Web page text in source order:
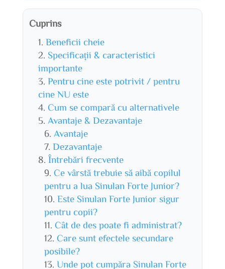
Cuprins
Beneficii cheie
Specificații & caracteristici
importante
Pentru cine este potrivit / pentru
cine NU este
Cum se compară cu alternativele
Avantaje & Dezavantaje
Avantaje
Dezavantaje
Întrebări frecvente
Ce vârstă trebuie să aibă copilul
pentru a lua Sinulan Forte Junior?
Este Sinulan Forte Junior sigur
pentru copii?
Cât de des poate fi administrat?
Care sunt efectele secundare
posibile?
Unde pot cumpăra Sinulan Forte